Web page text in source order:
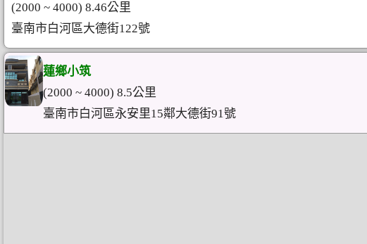
(2000 ~ 4000) 8.46公里
臺南市白河區大德街122號
蓮鄉小筑
(2000 ~ 4000) 8.5公里
臺南市白河區永安里15鄰大德街91號